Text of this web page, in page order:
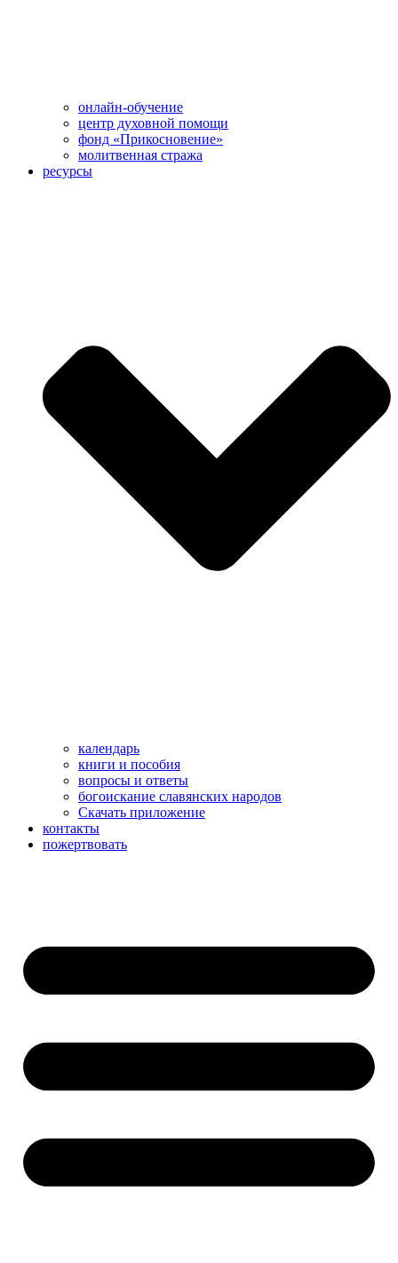
онлайн-обучение
центр духовной помощи
фонд «Прикосновение»
молитвенная стража
ресурсы
календарь
книги и пособия
вопросы и ответы
богоискание славянских народов
Скачать приложение
контакты
пожертвовать